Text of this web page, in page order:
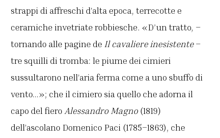
strappi di affreschi d’alta epoca, terrecotte e
ceramiche invetriate robbiesche. «D’un tratto, –
tornando alle pagine de Il cavaliere inesistente–
tre squilli di tromba: le piume dei cimieri
sussultarono nell’aria ferma come a uno sbuffo di
vento…»; che il cimiero sia quello che adorna il
capo del fiero Alessandro Magno (1819)
dell’ascolano Domenico Paci (1785–1863), che